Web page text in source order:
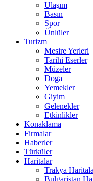
Ulaşım
Basın
Spor
Ünlüler
Turizm
Mesire Yerleri
Tarihi Eserler
Müzeler
Doga
Yemekler
Giyim
Gelenekler
Etkinlikler
Konaklama
Firmalar
Haberler
Türküler
Haritalar
Trakya
Bulgaristan